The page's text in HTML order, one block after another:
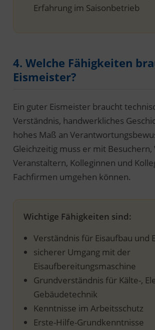
Erfahrung im Saisonbetrieb
4. Welche Fähigkeiten
Eismeister?
Ein guter Eismeister braucht
Verständnis, handwerkliches
hohes Maß an
Gleichzeitig muss er mit Besuchern,
Veranstaltern, Kolleginnen und
Fachfirmen umgehen können.
Wichtige Fähigkeiten sind:
Verständnis für Eisaufbau und
sicherer Umgang mit der
Eisaufbereitungsmaschine
Grundverständnis für Kälte-,
Gebäudetechnik
Kenntnisse im Arbeitsschutz
Erste-Hilfe-Grundkenntnisse